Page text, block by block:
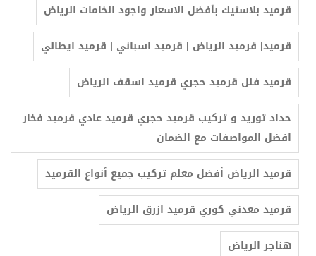
قرميد بلاستيك بأفضل الاسعار واجود الخامات الرياض
‫قرميد| قرميد الرياض | قرميد اسباني | قرميد ايطالي
قرميد فلل قرميد حجري قرميد اسقف الرياض
حداد توريد و تركيب قرميد حجري قرميد عادي قرميد فخار
افضل المواصفات مع الضمان
قرميد معدني كوري قرميد ازرق الرياض
هناجر الرياض